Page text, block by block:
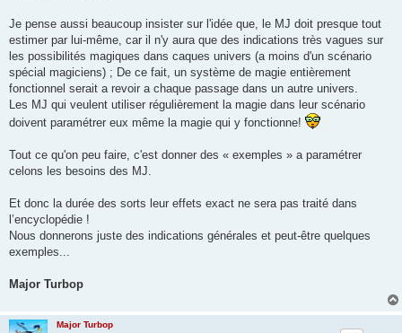
Je pense aussi beaucoup insister sur l'idée que, le MJ doit presque tout
estimer par lui-même, car il n'y aura que des indications très vagues sur
les possibilités magiques dans caques univers (a moins d'un scénario
spécial magiciens) ; De ce fait, un système de magie entièrement
fonctionnel serait a revoir a chaque passage dans un autre univers.
Les MJ qui veulent utiliser régulièrement la magie dans leur scénario
doivent paramétrer eux même la magie qui y fonctionne!
Tout ce qu'on peu faire, c'est donner des « exemples » a paramétrer
celons les besoins des MJ.
Et donc la durée des sorts leur effets exact ne sera pas traité dans
l’encyclopédie !
Nous donnerons juste des indications générales et peut-être quelques
exemples...
Major Turbop
Major Turbop